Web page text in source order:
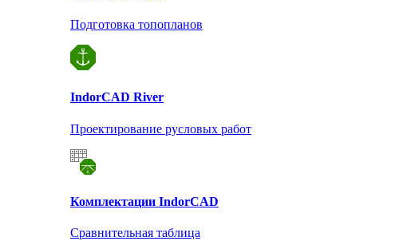
Подготовка топопланов
IndorCAD River
Проектирование русловых работ
Комплектации IndorCAD
Сравнительная таблица